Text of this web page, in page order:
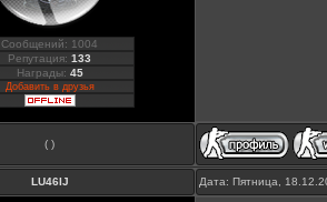
Сообщений: 1004
Репутация:133
Награды: 45
Добавить в друзья
( )
LU46IJ Дата: Пятница,